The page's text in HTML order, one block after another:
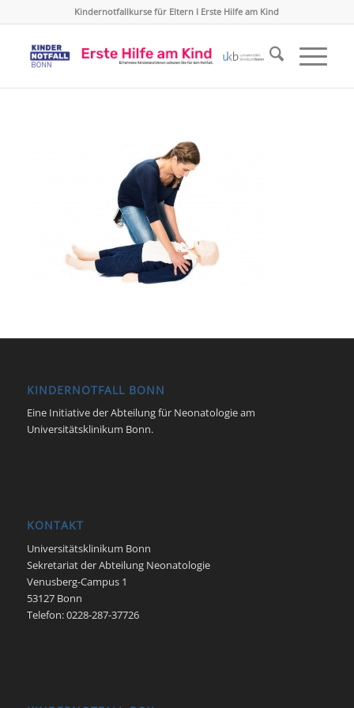
Kindernotfallkurse für Eltern I Erste Hilfe am Kind
KINDERNOTFALL BONN
Eine Initiative der Abteilung für Neonatologie am
Universitätsklinikum Bonn.
KONTAKT
Universitätsklinikum Bonn
Sekretariat der Abteilung Neonatologie
Venusberg-Campus 1
53127 Bonn
Telefon: 0228-287-37726